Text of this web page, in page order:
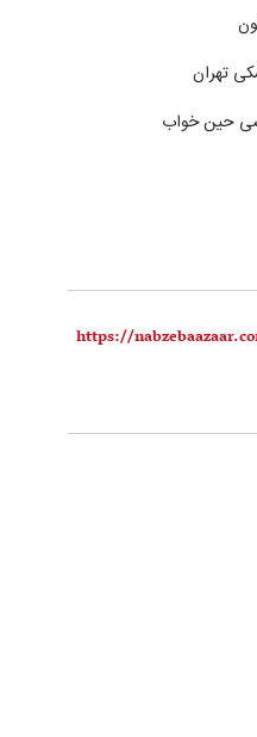
تهران
حین خواب